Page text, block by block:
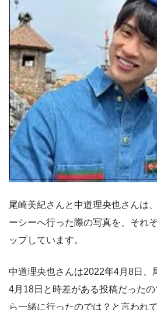
尾崎美紀さんと中道理央也さんは
ーシーへ行った際の写真を、それ
ップしています。
中道理央也さんは2022年4月8日、
4月18日と時差がある投稿だった
ら一緒に行ったのでは？と言われて